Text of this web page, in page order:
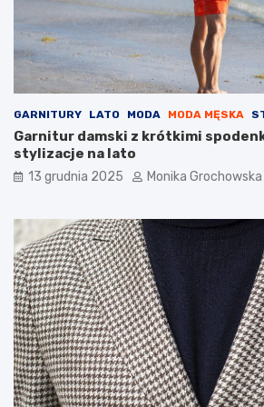
p
e
l
ę
g
a
y
j
n
e
j
?
GARNITURY LATO MODA MODA MĘSKA
Garnitur damski z krótkimi
stylizacje na lato
13 grudnia 2025 Monika Grochowska